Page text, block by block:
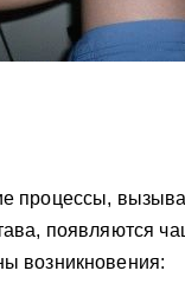
процессы,
появляются
возникновения: